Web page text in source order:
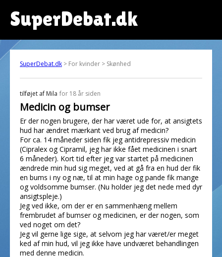
SuperDebat.dk
SuperDebat.dk > For kvinder > Skønhed
tilføjet af Mila for 18 år siden
Medicin og bumser
Er der nogen brugere, der har været ude for, at ansigtets
hud har ændret mærkant ved brug af medicin?
For ca. 14 måneder siden fik jeg antidrepressiv medicin
(Cipralex og Cipramil, jeg har ikke fået medicinen i snart
6 måneder). Kort tid efter jeg var startet på medicinen
ændrede min hud sig meget, ved at gå fra en hud der fik
en bums i ny og næ, til at min hage og pande fik mange
og voldsomme bumser. (Nu holder jeg det nede med dyr
ansigtspleje.)
Jeg ved ikke, om der er en sammenhæng mellem
frembrudet af bumser og medicinen, er der nogen, som
ved noget om det?
Jeg vil gerne lige sige, at selvom jeg har været/er meget
ked af min hud, vil jeg ikke have undværet behandlingen
med denne medicin.